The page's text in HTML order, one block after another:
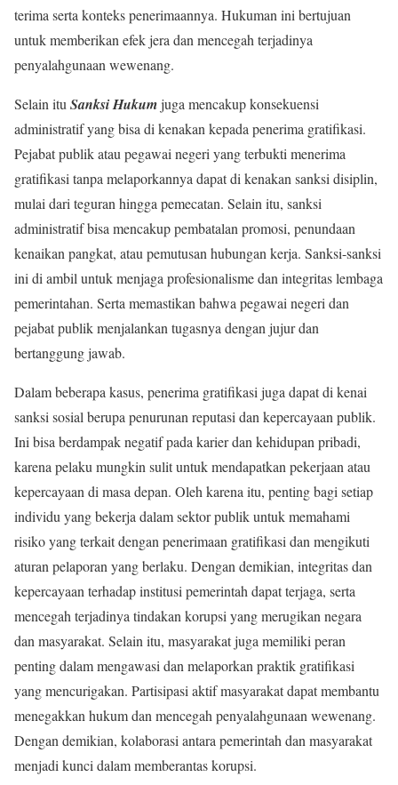
terima serta konteks penerimaannya. Hukuman ini bertujuan
untuk memberikan efek jera dan mencegah terjadinya
penyalahgunaan wewenang.
Selain itu Sanksi Hukumjuga mencakup konsekuensi
administratif yang bisa di kenakan kepada penerima gratifikasi.
Pejabat publik atau pegawai negeri yang terbukti menerima
gratifikasi tanpa melaporkannya dapat di kenakan sanksi disiplin,
mulai dari teguran hingga pemecatan. Selain itu, sanksi
administratif bisa mencakup pembatalan promosi, penundaan
kenaikan pangkat, atau pemutusan hubungan kerja. Sanksi-sanksi
ini di ambil untuk menjaga profesionalisme dan integritas lembaga
pemerintahan. Serta memastikan bahwa pegawai negeri dan
pejabat publik menjalankan tugasnya dengan jujur dan
bertanggung jawab.
Dalam beberapa kasus, penerima gratifikasi juga dapat di kenai
sanksi sosial berupa penurunan reputasi dan kepercayaan publik.
Ini bisa berdampak negatif pada karier dan kehidupan pribadi,
karena pelaku mungkin sulit untuk mendapatkan pekerjaan atau
kepercayaan di masa depan. Oleh karena itu, penting bagi setiap
individu yang bekerja dalam sektor publik untuk memahami
risiko yang terkait dengan penerimaan gratifikasi dan mengikuti
aturan pelaporan yang berlaku. Dengan demikian, integritas dan
kepercayaan terhadap institusi pemerintah dapat terjaga, serta
mencegah terjadinya tindakan korupsi yang merugikan negara
dan masyarakat. Selain itu, masyarakat juga memiliki peran
penting dalam mengawasi dan melaporkan praktik gratifikasi
yang mencurigakan. Partisipasi aktif masyarakat dapat membantu
menegakkan hukum dan mencegah penyalahgunaan wewenang.
Dengan demikian, kolaborasi antara pemerintah dan masyarakat
menjadi kunci dalam memberantas korupsi.